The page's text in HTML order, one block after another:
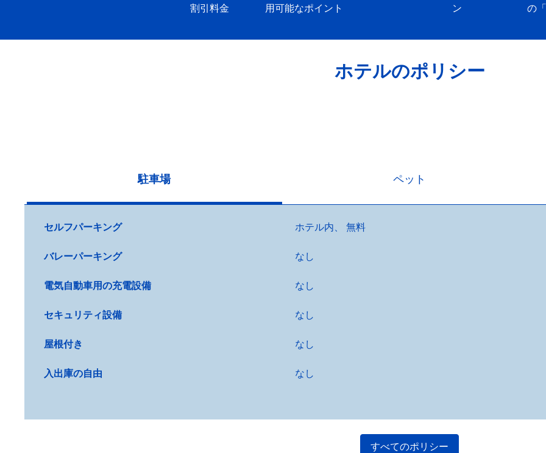
割引料金
用可能なポイント
ン
の
ホテルのポリシー
駐車場 ペット
セルフパーキング ホテル内、 無料
バレーパーキング なし
電気自動車用の充電設備 なし
セキュリティ設備 なし
屋根付き なし
入出庫の自由 なし
すべてのポリシー